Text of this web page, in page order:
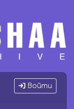
Войти